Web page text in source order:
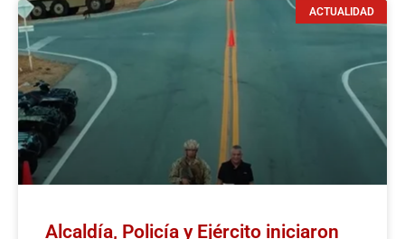
ACTUALIDAD
Alcaldía, Policía y Ejército iniciaron